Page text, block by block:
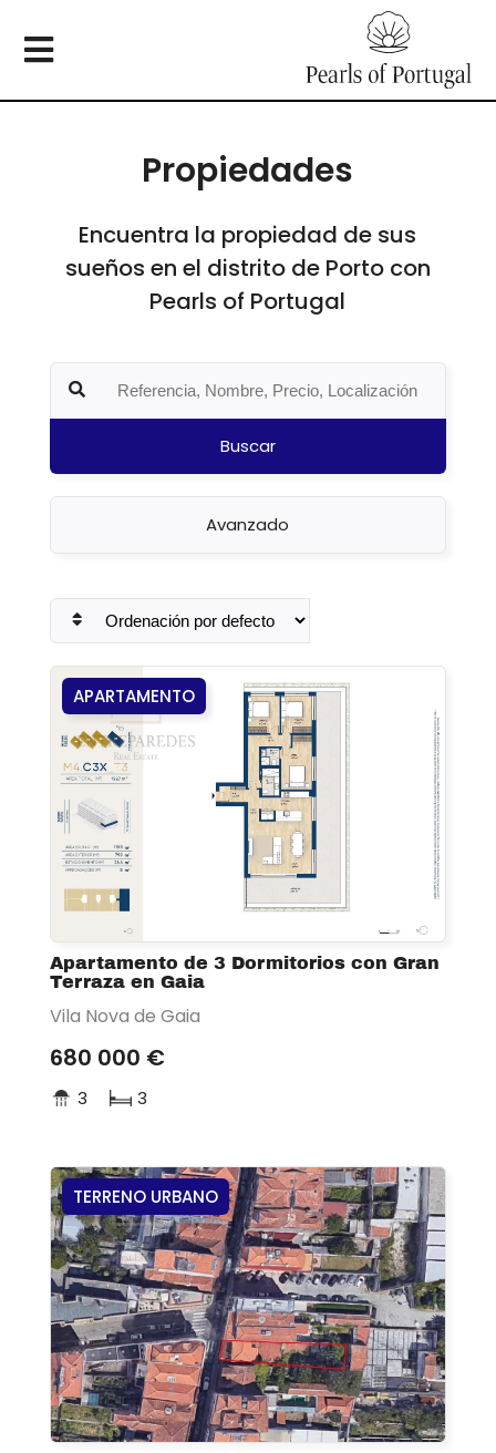
Propiedades
Encuentra la propiedad de sus
sueños en el distrito de Porto con
Pearls of Portugal
Buscar
Avanzado
APARTAMENTO
Apartamento de 3 Dormitorios con Gran
Terraza en Gaia
Vila Nova de Gaia
680 000 €
3 3
TERRENO URBANO